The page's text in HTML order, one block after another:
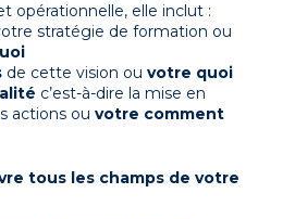
opérationnelle, elle inclut :
stratégie de formation ou
de cette vision ou votre quoi
c’est-à-dire la mise en
actions ou votre comment
tous les champs de votre